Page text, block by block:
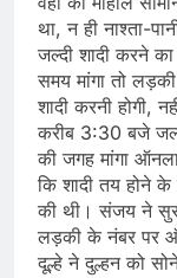
था, न ही नाश्ता-
जल्दी शादी करने
समय मांगा तो
शादी करनी होगी,
करीब 3:30 बजे
की जगह मांगा
कि ​शादी तय होने
की थी। संजय ने
लड़की के नंबर पर
दूल्हे ने दुल्हन को